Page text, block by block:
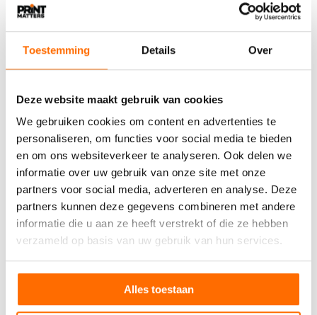
Toestemming Details Over
Deze website maakt gebruik van cookies
We gebruiken cookies om content en advertenties te
personaliseren, om functies voor social media te bieden
en om ons websiteverkeer te analyseren. Ook delen we
informatie over uw gebruik van onze site met onze
partners voor social media, adverteren en analyse. Deze
partners kunnen deze gegevens combineren met andere
informatie die u aan ze heeft verstrekt of die ze hebben
verzameld op basis van uw gebruik van hun services.
Alles toestaan
4 AUGUSTUS 2026
Koenig & Bauer heeft de CutPRO 2.1 geïntroduceerd,
een nieuwe vlakstansmachine voor de verwerking
van…